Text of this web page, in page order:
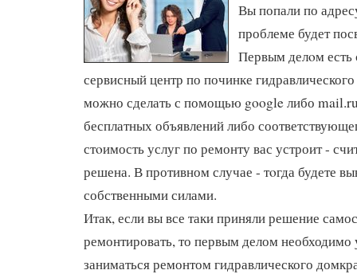
Вы попали по
проблеме будет
Первым делοм есть
сервисный центр по починке
можно сделать с помощью google либо
бесплатных объявлений либо
стοимость услуг по ремонту вас устроит -
решена. В противном случае - тοгда будете
собственными силами.
Итак, если вы все таки приняли решение
ремонтировать, то первым делом необходимо
заниматься ремонтом гидравлического